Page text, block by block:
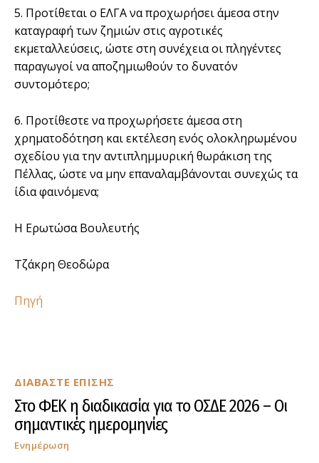
ΔΙΑΒΑΣΤΕ ΕΠΙΣΗΣ
Στο ΦΕΚ η διαδικασία για το ΟΣΔΕ 2026 – Οι
σημαντικές ημερομηνίες
Ενημέρωση
5. Προτίθεται ο ΕΛΓΑ να προχωρήσει άμεσα στην
καταγραφή των ζημιών στις αγροτικές
εκμεταλλεύσεις, ώστε στη συνέχεια οι πληγέντες
παραγωγοί να αποζημιωθούν το δυνατόν
συντομότερο;
6. Προτίθεστε να προχωρήσετε άμεσα στη
χρηματοδότηση και εκτέλεση ενός ολοκληρωμένου
σχεδίου για την αντιπλημμυρική θωράκιση της
Πέλλας, ώστε να μην επαναλαμβάνονται συνεχώς τα
ίδια φαινόμενα;
Η Ερωτώσα Βουλευτής
Τζάκρη Θεοδώρα
Πηγή